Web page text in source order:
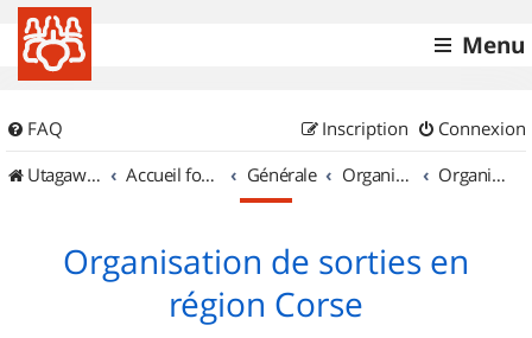
Menu
FAQ Connexion
Inscription
UtagawaVTT (Randos VTT et VTTAE avec traces GPS)
Accueil forum Générale Organisation de sorties & Recherche de partenaires Organisation de sorties en région Corse
Organisation de sorties en
région Corse